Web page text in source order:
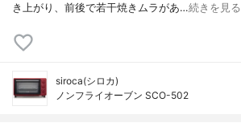
き上がり、前後で若干焼きムラがあ…続きを見る
siroca(シロカ)
ノンフライオーブン SCO-502